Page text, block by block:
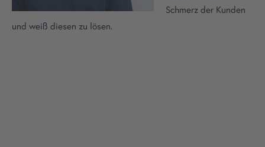
Schmerz der Kunden
und weiß diesen zu lösen.